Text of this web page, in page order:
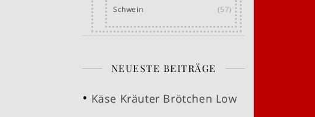
Schwein (57)
NEUESTE BEITRÄGE
Käse Kräuter Brötchen Low